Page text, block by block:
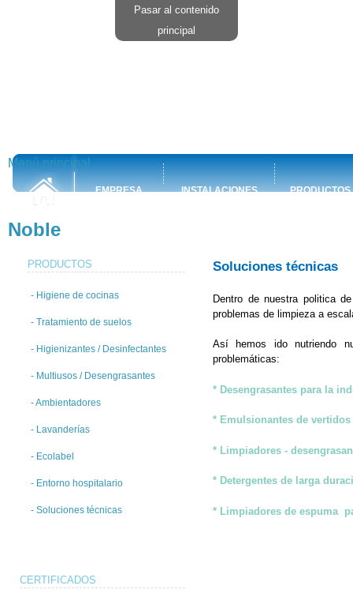
Pasar al contenido
principal
Menú principal
EMPRESA INSTALACIONES PRODUCTOS
Noble
Soluciones técnicas
Dentro de nuestra politica
problemas de limpieza a
Así hemos ido nutriendo
problemáticas:
* Desengrasantes para la
* Emulsionantes de
* Limpiadores -
* Detergentes de larga
* Limpiadores de espuma
PRODUCTOS
- Higiene de cocinas
- Tratamiento de suelos
- Higienizantes / Desinfectantes
- Multiusos / Desengrasantes
- Ambientadores
- Lavanderías
- Ecolabel
- Entorno hospitalario
- Soluciones técnicas
CERTIFICADOS